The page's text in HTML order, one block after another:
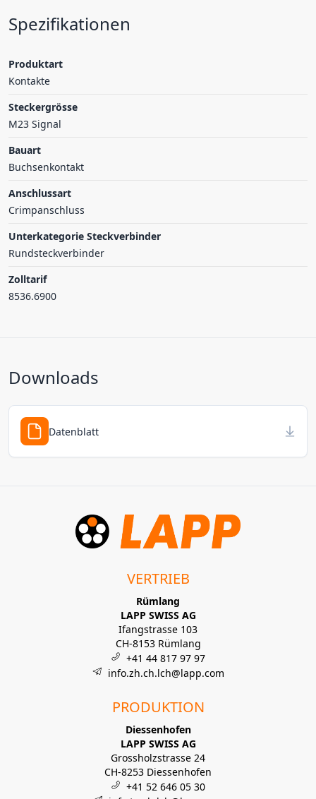
Spezifikationen
Produktart
Kontakte
Steckergrösse
M23 Signal
Bauart
Buchsenkontakt
Anschlussart
Crimpanschluss
Unterkategorie Steckverbinder
Rundsteckverbinder
Zolltarif
8536.6900
Downloads
Datenblatt
VERTRIEB
Rümlang
LAPP SWISS AG
Ifangstrasse 103
CH-8153 Rümlang
+41 44 817 97 97
info.zh.ch.lch@lapp.com
PRODUKTION
Diessenhofen
LAPP SWISS AG
Grossholzstrasse 24
CH-8253 Diessenhofen
+41 52 646 05 30